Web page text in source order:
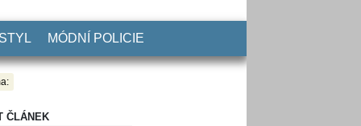
MÓDNÍ POLICIE
ČLÁNEK